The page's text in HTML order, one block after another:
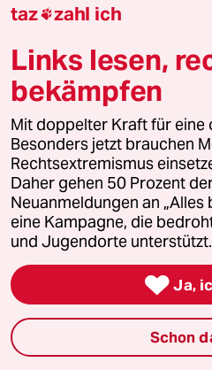
Feedback
Aboservice
ePaper Login
Downloads für Abonnierende
© 2026 taz Verlags und
Alle Rechte vorbehalten. Bei
Leitlinie Informant
taz zahl ich
Links lesen,
bekämpfen
Mit doppelter Kraft für eine
Besonders jetzt brauchen
Rechtsextremismus
Daher gehen 50 Prozent
Neuanmeldungen an „Alles
eine Kampagne, die
und Jugendorte
 Ja,
Schon